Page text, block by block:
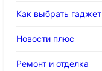
Как выбрать гаджет
Новости плюс
Ремонт и отделка